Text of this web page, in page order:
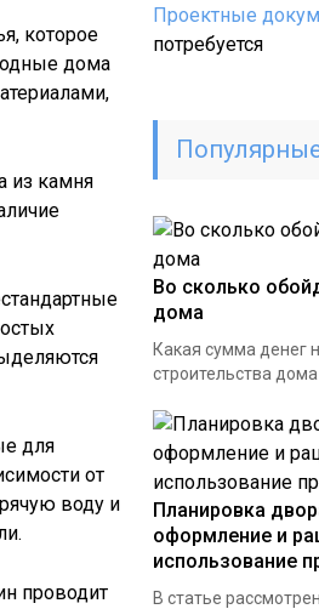
которое
дома
из камня
для
от
воду и
проводит
Проектные
потребуется
Во сколько
дома
Какая сумма денег
строительства дома
Планировка
оформление и
использование
В статье